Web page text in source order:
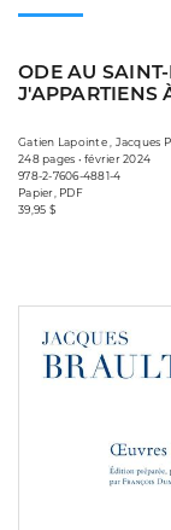
ODE AU
J'APPARTIENS
Gatien Lapointe , Jacques
248 pages • février 2024
978-2-7606-4881-4
Papier, PDF
39,95 $